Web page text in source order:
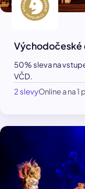
Východočeské
50% sleva na
VČD.
2 slevyOnline a na